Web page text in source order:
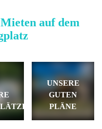
auf dem
UNSERE
GUTEN
PLÄNE